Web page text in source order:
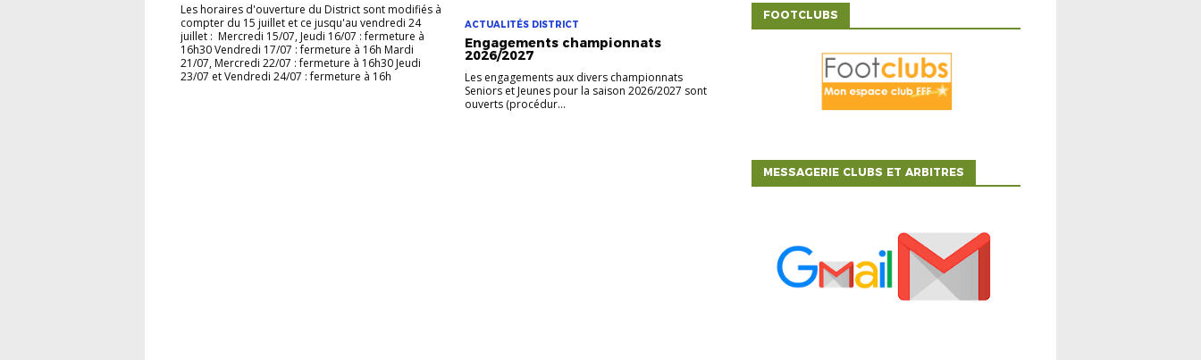
Les horaires d'ouverture du District sont modifiés à
compter du 15 juillet et ce jusqu'au vendredi 24
juillet : Mercredi 15/07, Jeudi 16/07 : fermeture à
16h30 Vendredi 17/07 : fermeture à 16h Mardi
21/07, Mercredi 22/07 : fermeture à 16h30 Jeudi
23/07 et Vendredi 24/07 : fermeture à 16h
ACTUALITÉS DISTRICT
Engagements championnats
2026/2027
Les engagements aux divers championnats
Seniors et Jeunes pour la saison 2026/2027 sont
ouverts (procédur...
FOOTCLUBS
MESSAGERIE CLUBS ET ARBITRES